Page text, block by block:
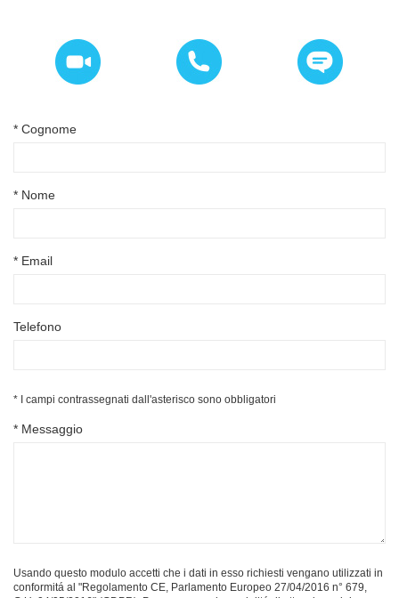
* Cognome
* Nome
* Email
Telefono
* I campi contrassegnati dall'asterisco sono obbligatori
* Messaggio
Usando questo modulo accetti che i dati in esso richiesti vengano utilizzati in
conformitá al "Regolamento CE, Parlamento Europeo 27/04/2016 n° 679,